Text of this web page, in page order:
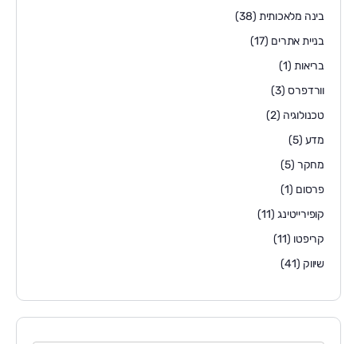
בינה מלאכותית (38)
בניית אתרים (17)
בריאות(1)
וורדפרס (3)
טכנולוגיה (2)
מדע (5)
מחקר (5)
פרסום (1)
קופירייטינג(11)
קריפטו (11)
שיווק (41)